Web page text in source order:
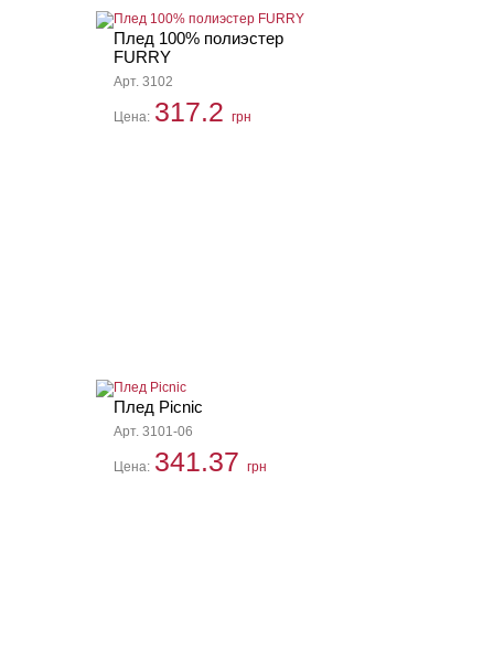
Плед 100% полиэстер
FURRY
Арт. 3102
Цена: 317.2 грн
Плед Picnic
Арт. 3101-06
Цена: 341.37 грн